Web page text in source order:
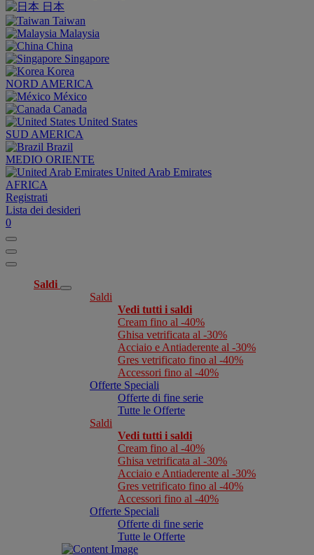
日本
Taiwan
Malaysia
China
Singapore
Korea
NORD AMERICA
México
Canada
United States
SUD AMERICA
Brazil
MEDIO ORIENTE
United Arab Emirates
AFRICA
Registrati
Lista dei desideri
0
Saldi
Saldi
Vedi tutti i saldi
Cream fino al -40%
Ghisa vetrificata al -30%
Acciaio e Antiaderente al -30%
Gres vetrificato fino al -40%
Accessori fino al -40%
Offerte Speciali
Offerte di fine serie
Tutte le Offerte
Saldi
Vedi tutti i saldi
Cream fino al -40%
Ghisa vetrificata al -30%
Acciaio e Antiaderente al -30%
Gres vetrificato fino al -40%
Accessori fino al -40%
Offerte Speciali
Offerte di fine serie
Tutte le Offerte